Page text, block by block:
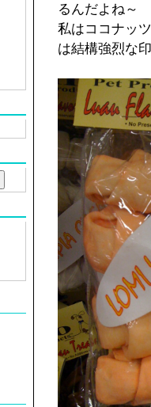
るんだよね～
私はココナッ
は結構強烈な